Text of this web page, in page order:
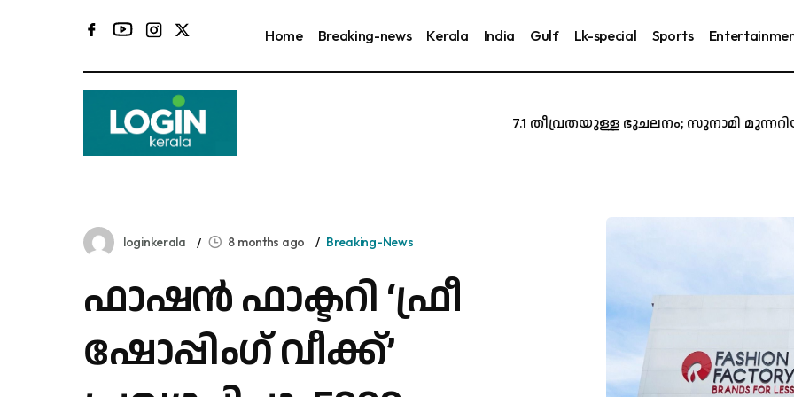
Home Breaking-news Kerala India Gulf Lk-special Sports
ജപ്പാനിൽ 7.1 തീവ്രതയുള്ള ഭൂചലനം; സുനാമി
loginkerala 8 months ago Breaking-News
ഫാഷന്‍ ഫാക്ടറി ‘ഫ്രീ
ഷോപ്പിംഗ് വീക്ക്’